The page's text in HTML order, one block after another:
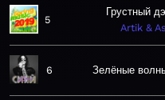
5
Грустный
Artik &
6 Зелёные